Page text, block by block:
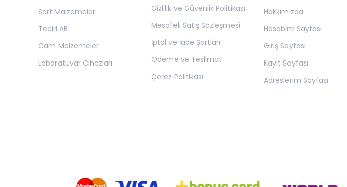
Sarf Malzemeler
TecirLAB
Cam Malzemeler
Laboratuvar Cihazları
Gizlilik ve Güvenlik Politikası
Mesafeli Satış Sözleşmesi
İptal ve İade Şartları
Ödeme ve Teslimat
Çerez Politikası
Hakkımızda
Hesabım Sayfası
Giriş Sayfası
Kayıt Sayfası
Adreslerim Sayfası